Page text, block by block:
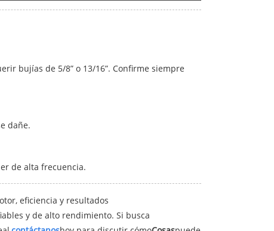
bujías de 5/8” o 13/16”. Confirme siempre
dañe.
de alta frecuencia.
eficiencia y resultados
y de alto rendimiento. Si busca